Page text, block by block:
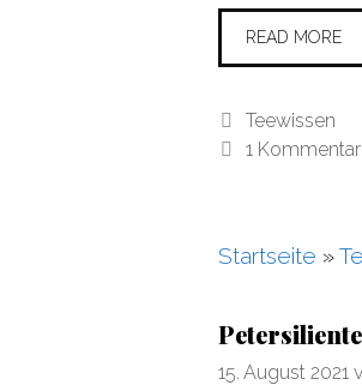
READ MORE
Kategorien
Teewissen
1 Kommentar
Startseite »
15. August 2021